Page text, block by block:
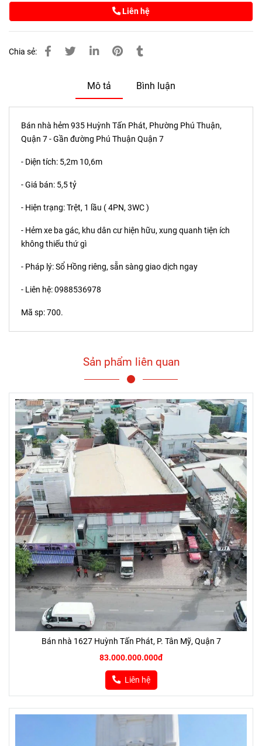
Liên hệ
Chia sẻ:
Mô tả Bình luận
Bán nhà hẻm 935 Huỳnh Tấn Phát, Phường Phú Thuận,
Quận 7 - Gần đường Phú Thuận Quận 7
- Diện tích: 5,2m 10,6m
- Giá bán: 5,5 tỷ
- Hiện trạng: Trệt, 1 lầu ( 4PN, 3WC )
- Hẻm xe ba gác, khu dân cư hiện hữu, xung quanh tiện ích
không thiếu thứ gì
- Pháp lý: Sổ Hồng riêng, sẵn sàng giao dịch ngay
- Liên hệ: 0988536978
Mã sp: 700.
Sản phẩm liên quan
Bán nhà 1627 Huỳnh Tấn Phát, P. Tân Mỹ, Quận 7
83.000.000.000đ
Liên hệ